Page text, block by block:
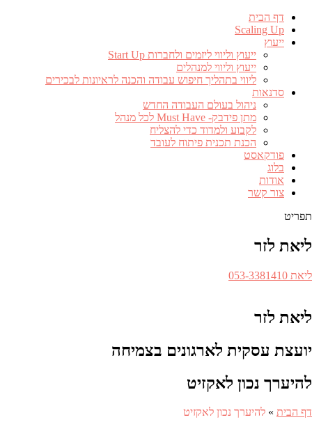
דף הבית
Scaling Up
ייעוץ
ייעוץ וליווי ליזמים ולחברות Start Up
ייעוץ וליווי למנהלים
ליווי בתהליך חיפוש עבודה והכנה לראיונות לבכירים
סדנאות
ניהול בעולם העבודה החדש
מתן פידבק- Must Have לכל מנהל
לקבוע ולמדוד כדי להצליח
הכנת תכנית פיתוח לעובד
פודקאסט
בלוג
אודות
צור קשר
תפריט
ליאת לזר
מספר
ליאת 053-3381410​
ליאת לזר
יועצת עסקית לארגונים בצמיחה
להיערך נכון לאקזיט
דף הבית » להיערך נכון לאקזיט